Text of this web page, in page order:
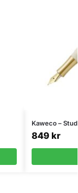
Kaweco –
849 kr